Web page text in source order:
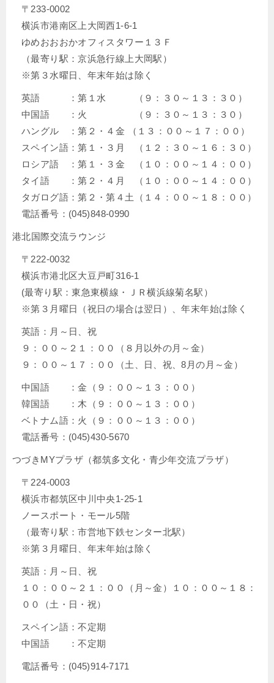
〒233-0002
横浜市港南区上大岡西1-6-1
ゆめおおおかオフィスタワー１３Ｆ
（最寄り駅：京浜急行線上大岡駅）
※第３水曜日、年末年始は除く
英語 ：第１水 （９：３０～１３：３０）
中国語 ：火 （９：３０～１３：３０）
ハングル ：第２・４金 （１３：００～１７：００）
スペイン語：第１・３月 （１２：３０～１６：３０）
ロシア語 ：第１・３金 （１０：００～１４：００）
タイ語 ：第２・４月 （１０：００～１４：００）
タガログ語：第２・第４土（１４：００～１８：００）
電話番号：(045)848-0990
港北国際交流ラウンジ
〒222-0032
横浜市港北区大豆戸町316-1
(最寄り駅：東急東横線・ＪＲ横浜線菊名駅）
※第３月曜日（祝日の場合は翌日）、年末年始は除く
英語：月～日、祝
９：００～２１：００（８月以外の月～金）
９：００～１７：００（土、日、祝、8月の月～金）
中国語 ：金（９：００～１３：００）
韓国語 ：木（９：００～１３：００）
ベトナム語：火（９：００～１３：００）
電話番号：(045)430-5670
つづきMYプラザ（都筑多文化・青少年交流プラザ）
〒224-0003
横浜市都筑区中川中央1-25-1
ノースポート・モール5階
（最寄り駅：市営地下鉄センター北駅）
※第３月曜日、年末年始は除く
英語：月～日、祝
１０：００～２１：００（月～金）１０：００～１８：
００（土・日・祝）
スペイン語：不定期
中国語 ：不定期
電話番号：(045)914-7171